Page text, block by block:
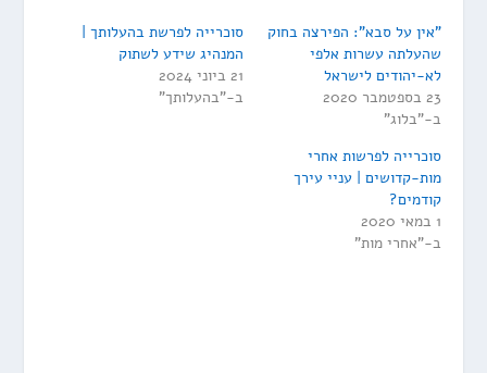
"אין על סבא": הפירצה בחוק
שהעלתה עשרות אלפי
לא-יהודים לישראל
23 בספטמבר 2020
ב-"בלוג"
סוכרייה לפרשת בהעלותך |
המנהיג שידע לשתוק
21 ביוני 2024
ב-"בהעלותך"
סוכרייה לפרשות אחרי
מות-קדושים | עניי עירך
קודמים?
1 במאי 2020
ב-"אחרי מות"